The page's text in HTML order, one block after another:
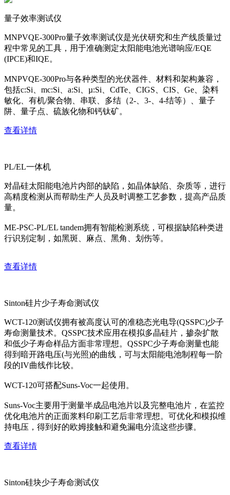
量子效率测试仪
MNPVQE-300Pro量子效率测试仪是光伏研究和生产线质量过
程中常见的工具，用于准确测定太阳能电池光谱响应/EQE
(IPCE)和IQE。
MNPVQE-300Pro与各种类型的光伏器件、材料和架构兼容，
包括c:Si、mc:Si、a:Si、µ:Si、CdTe、CIGS、CIS、Ge、染料
敏化、有机/聚合物、串联、多结（2-、3-、4-结等）、量子
阱、量子点、硫族化物和钙钛矿。
查看详情
PL/EL一体机
对晶硅太阳能电池片内部的缺陷，如晶体缺陷、杂质等，进行
高精度检测从而帮助生产人员及时调整工艺参数，提高产品质
量。
ME-PSC-PL/EL tandem拥有智能检测系统，可根据缺陷种类进
行识别定制，如黑斑、麻点、黑角、划伤等。
查看详情
Sinton硅片少子寿命测试仪
WCT-120测试仪拥有被高度认可的准稳态光电导(QSSPC)少子
寿命测量技术。QSSPC技术应用在模拟多晶硅片，掺杂扩散
和低少子寿命样品方面非常理想。QSSPC少子寿命测量也能
得到暗开路电压(与光照)的曲线，可与太阳能电池制程每一阶
段的IV曲线作比较。
WCT-120可搭配Suns-Voc一起使用。
Suns-Voc主要用于测量半成品电池片以及完整电池片，在监控
优化电池片的正面浆料印刷工艺后非常理想。可优化和模拟维
持电压，得到好的欧姆接触和避免漏电分流这些步骤。
查看详情
Sinton硅块少子寿命测试仪